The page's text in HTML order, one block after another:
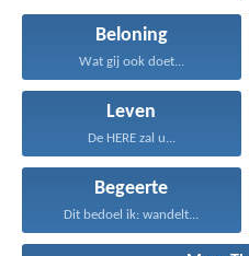
Beloning
Wat gij ook doet...
Leven
De HERE zal u...
Begeerte
Dit bedoel ik: wandelt...